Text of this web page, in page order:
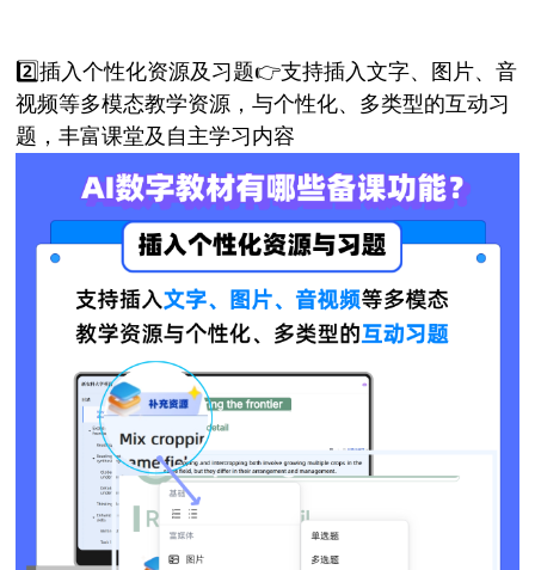
2️⃣插入个性化资源及习题👉支持插入文字、图片、音
视频等多模态教学资源，与个性化、多类型的互动习
题，丰富课堂及自主学习内容